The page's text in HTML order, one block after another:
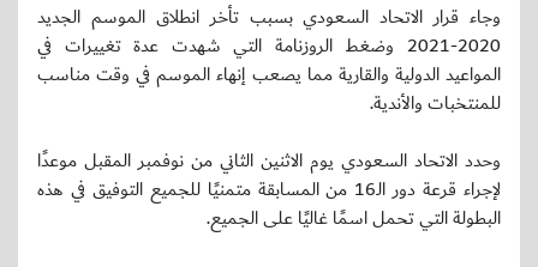
وجاء قرار الاتحاد السعودي بسبب تأخر انطلاق الموسم الجديد
2020-2021 وضغط الروزنامة التي شهدت عدة تغييرات في
المواعيد الدولية والقارية مما يصعب إنهاء الموسم في وقت مناسب
للمنتخبات والأندية.
وحدد الاتحاد السعودي يوم الاثنين الثاني من نوفمبر المقبل موعدًا
لإجراء قرعة دور الـ16 من المسابقة متمنيًا للجميع التوفيق في هذه
البطولة التي تحمل اسمًا غاليًا على الجميع.